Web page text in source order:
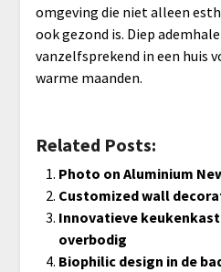
omgeving die niet alleen
ook gezond is. Diep
vanzelfsprekend in een huis
warme maanden.
Related Posts:
Photo on Aluminium
Customized wall
Innovatieve
overbodig
Biophilic design in de